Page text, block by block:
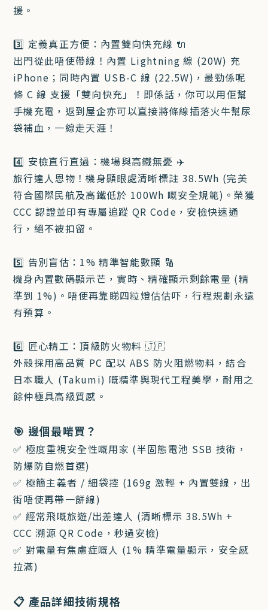
援。
3️⃣ 定義真正方便：內置雙向快充線 🔌
出門從此唔使帶線！內置 Lightning 線 (20W) 充
iPhone；同時內置 USB-C 線 (22.5W)，最勁係呢
條 C 線 支援「雙向快充」！即係話，你可以用佢幫
手機充電，返到屋企亦可以直接將條線插落火牛幫尿
袋補血，一線走天涯！
4️⃣ 安檢直行直過：機場與高鐵無憂 ✈️
旅行達人恩物！機身顯眼處清晰標註 38.5Wh (完美
符合國際民航及高鐵低於 100Wh 嘅安全規範)。榮獲
CCC 認證並印有專屬追蹤 QR Code，安檢快速通
行，絕不被扣留。
5️⃣ 告別盲估：1% 精準智能數顯 🔢
機身內置數碼顯示芒，實時、精確顯示剩餘電量 (精
準到 1%)。唔使再靠睇四粒燈估估吓，行程規劃永遠
有預算。
6️⃣ 匠心精工：頂級防火物料 🇯🇵
外殼採用高品質 PC 配以 ABS 防火阻燃物料，結合
日本職人 (Takumi) 嘅精準與現代工程美學，耐用之
餘仲極具高級質感。
🎯 邊個最啱買？
✅ 極度重視安全性嘅用家 (半固態電池 SSB 技術，
防爆防自燃首選)
✅ 極簡主義者 / 細袋控 (169g 激輕 + 內置雙線，出
街唔使再帶一餅線)
✅ 經常飛嘅旅遊/出差達人 (清晰標示 38.5Wh +
CCC 溯源 QR Code，秒過安檢)
✅ 對電量有焦慮症嘅人 (1% 精準電量顯示，安全感
拉滿)
📋 產品詳細技術規格